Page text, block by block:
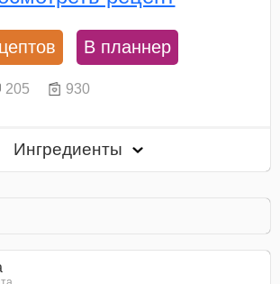
В планнер
205 930
Ингредиенты